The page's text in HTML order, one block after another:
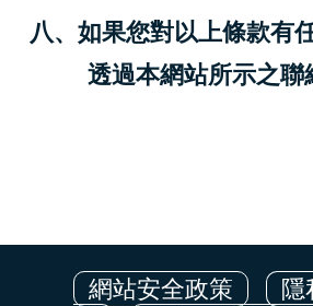
八、如果您對以上條款有
透過本網站所示之
網站安全政策
隱